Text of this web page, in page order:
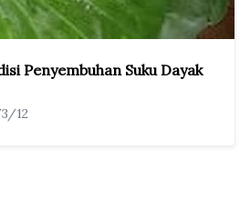
Penyembuhan Suku Dayak
12